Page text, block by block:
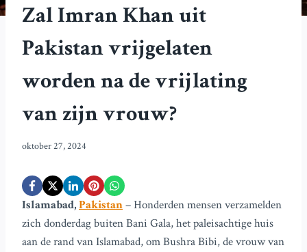
Zal Imran Khan uit
Pakistan vrijgelaten
worden na de vrijlating
van zijn vrouw?
oktober 27, 2024
Islamabad,Pakistan– Honderden mensen verzamelden
zich donderdag buiten Bani Gala, het paleisachtige huis
aan de rand van Islamabad, om Bushra Bibi, de vrouw van